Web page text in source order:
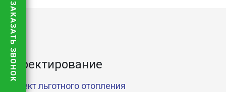
Проектирование
Проект льготного отопления
ЗАКАЗАТЬ ЗВОНОК